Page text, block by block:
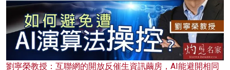
劉寧榮教授：互聯網的開放反催生資訊繭房，AI能避開相同